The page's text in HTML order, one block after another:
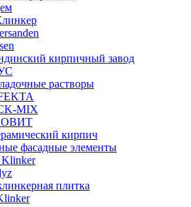
кирпичный завод
растворы
MIX
кирпич
фасадные элементы
плитка